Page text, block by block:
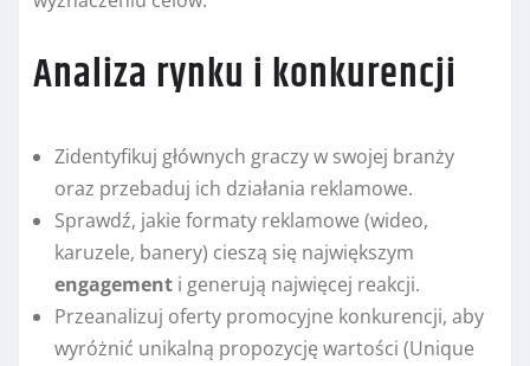
Analiza rynku i konkurencji
Zidentyfikuj głównych graczy w swojej branży
oraz przebaduj ich działania reklamowe.
Sprawdź, jakie formaty reklamowe (wideo,
karuzele, banery) cieszą się największym
engagement i generują najwięcej reakcji.
Przeanalizuj oferty promocyjne konkurencji, aby
wyróżnić unikalną propozycję wartości (Unique